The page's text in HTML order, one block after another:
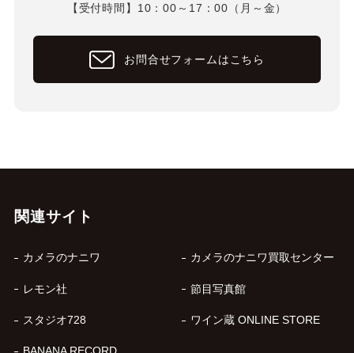
【受付時間】10：00～17：00（月～金）
お問合せフォームはこちら
関連サイト
カメラのナニワ カメラのナニワ買取センター
レモン社 節目写真館
スタジオ728 ワイン蔵 ONLINE STORE